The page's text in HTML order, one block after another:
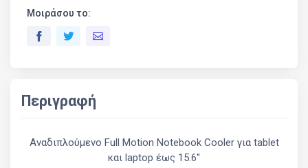
Μοιράσου το:
Περιγραφή
Αναδιπλούμενο Full Motion Notebook Cooler για tablet
και laptop έως 15.6''